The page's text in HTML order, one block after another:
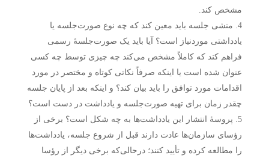
مشخص کند.
منشی جلسه باید معین کند که چه نوع صورت‌جلسه یا
یادداشتی موردنیاز است؟ آیا باید یک صورت‌جلسهٔ رسمی
فراهم کند که کاملاً مشخص می‌کند چه چیزی توسط چه کسی
عنوان شده است یا اینکه صرفاً نکاتی کوتاه و مختصر در مورد
اقدامات مورد توافق را باید بیان کند؟ و اینکه بعد از پایان جلسه
چقدر زمان برای تهیه صورت‌جلسه و یادداشت در دست است؟
پروسهٔ انتشار این یادداشت‌ها به چه شکل است؟ برخی از
رؤسای سازمان‌ها عادت دارند قبل از شروع جلسه، یادداشت‌ها
را مطالعه کرده و تأیید کنند؛ درحالی‌که برخی دیگر از رؤسا